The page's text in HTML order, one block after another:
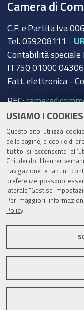
USIAMO I COOKIES
Questo sito utilizza
delle pagine, e cookie di
tutto si acconsente
Chiudendo il banner
navigazione e alcuni
preferenze possono
laterale "Gestisci
Per maggiori
Policy
Camera di
C.F. e Partita Iva
Tel. 059208111 -
Contabilità speciale
IT75Q 01000
Fatt. elettronica -
PEC:
Trasparenza
Amministrazione
Albo Camerale
Pubblicità Legale
Area riservata
Informativa
Accessibilità
Informativa estesa